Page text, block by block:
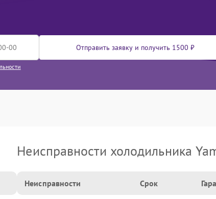
Отправить заявку и получить 1500 ₽
Неисправности холодильника
Неисправности Срок